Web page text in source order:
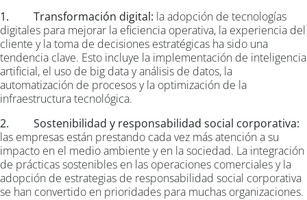
1. Transformación digital: la adopción de tecnologías
digitales para mejorar la eficiencia operativa, la experiencia del
cliente y la toma de decisiones estratégicas ha sido una
tendencia clave. Esto incluye la implementación de inteligencia
artificial, el uso de big data y análisis de datos, la
automatización de procesos y la optimización de la
infraestructura tecnológica.
2. Sostenibilidad y responsabilidad social corporativa:
las empresas están prestando cada vez más atención a su
impacto en el medio ambiente y en la sociedad. La integración
de prácticas sostenibles en las operaciones comerciales y la
adopción de estrategias de responsabilidad social corporativa
se han convertido en prioridades para muchas organizaciones.